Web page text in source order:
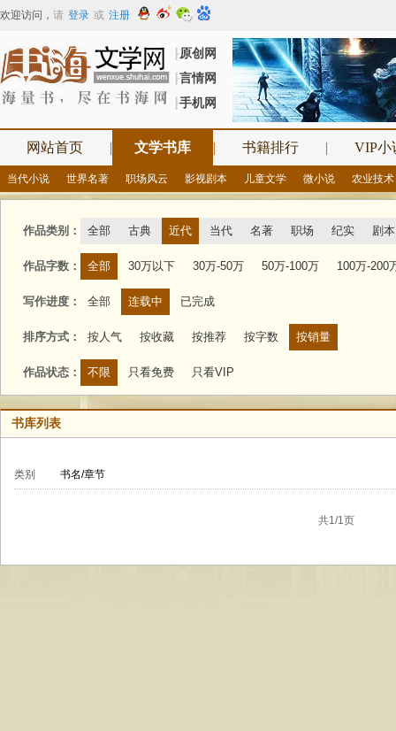
欢迎访问 ， 请 登录 或 注册
┠原创网
┠言情网
┠手机网
网站首页 | 文学书库 | 书籍排行 | VIP小
当代小说 世界名著 职场风云 影视剧本 儿童文学 微小说 农业技术
作品类别： 全部 古典 近代 当代 名著 职场 纪实 剧本
作品字数： 全部 30万以下 30万-50万 50万-100万 100万-200
写作进度： 全部 连载中 已完成
排序方式： 按人气 按收藏 按推荐 按字数 按销量
作品状态： 不限 只看免费 只看VIP
书库列表
类别 书名/章节
共1/1页